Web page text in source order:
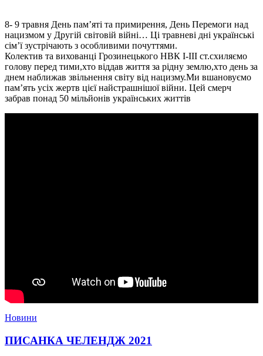
8- 9 травня День пам’яті та примирення, День Перемоги над
нацизмом у Другій світовій війні… Ці травневі дні українські
сім’ї зустрічають з особливими почуттями.
Колектив та вихованці Грозинецького НВК І-ІІІ ст.схиляємо
голову перед тими,хто віддав життя за рідну землю,хто день за
днем наближав звільнення світу від нацизму.Ми вшановуємо
пам’ять усіх жертв цієї найстрашнішої війни. Цей смерч
забрав понад 50 мільйонів українських життів
Новини
ПИСАНКА ЧЕЛЕНДЖ 2021